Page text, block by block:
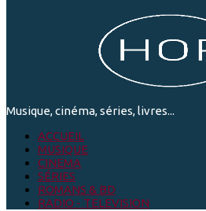
Musique, cinéma, séries, livres...
ACCUEIL
MUSIQUE
CINEMA
SÉRIES
ROMANS & BD
RADIO - TELEVISION